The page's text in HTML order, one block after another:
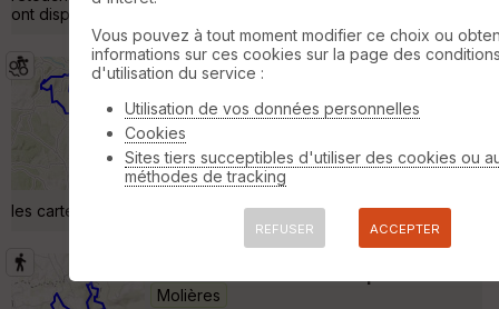
ont disparu, les »
Leyme vers St Céré
VTT 51 km 1820 m
Très belle boucle qui demande pas mal
d'efforts. A partir de St Vincent Du Pendit, le
retour est sur la route mais il est possible de
prendre un chemin qui est bien dessiné sur
les cartes IGN (nous ne l'avions pas ce jour là). »
Molières
Vous pouvez à tout moment modifier ce choix ou
informations sur ces cookies sur la page des
d'utilisation du service :
Utilisation de vos données personnelles
Cookies
Sites tiers succeptibles d'utiliser des cookies ou
méthodes de tracking
REFUSER ACCEPTER